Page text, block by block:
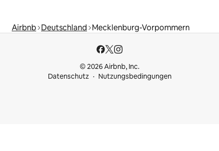
Airbnb Deutschland Mecklenburg-Vorpommern
© 2026 Airbnb, Inc.
Datenschutz
Nutzungsbedingungen